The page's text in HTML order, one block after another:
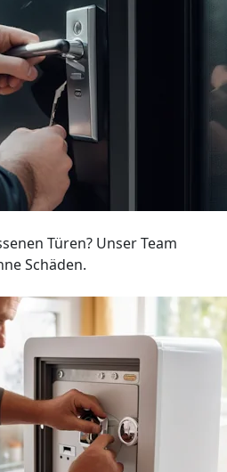
Türen? Unser Team
Schäden.